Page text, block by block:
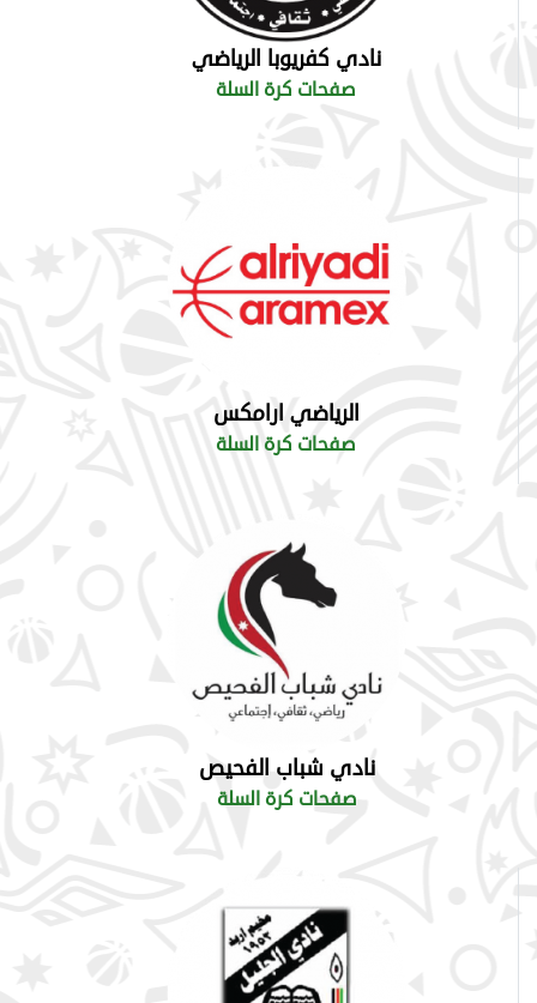
نادي كفريوبا الرياضي
صفحات كرة السلة
الرياضي ارامكس
صفحات كرة السلة
نادي شباب الفحيص
صفحات كرة السلة